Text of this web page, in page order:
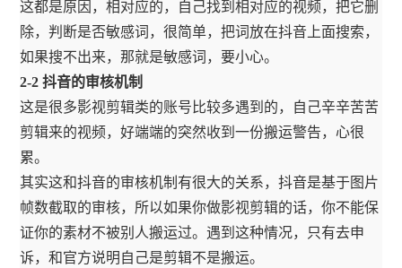
这都是原因，相对应的，自己找到相对应的视频，把它删
除，判断是否敏感词，很简单，把词放在抖音上面搜索，
如果搜不出来，那就是敏感词，要小心。
2-2 抖音的审核机制
这是很多影视剪辑类的账号比较多遇到的，自己辛辛苦苦
剪辑来的视频，好端端的突然收到一份搬运警告，心很
累。
其实这和抖音的审核机制有很大的关系，抖音是基于图片
帧数截取的审核，所以如果你做影视剪辑的话，你不能保
证你的素材不被别人搬运过。遇到这种情况，只有去申
诉，和官方说明自己是剪辑不是搬运。